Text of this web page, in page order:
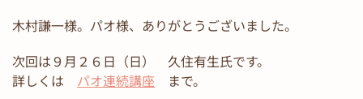
木村謙一様。パオ様、ありがとうございました。
次回は９月２６日（日） 久住有生氏です。
詳しくは パオ連続講座 まで。